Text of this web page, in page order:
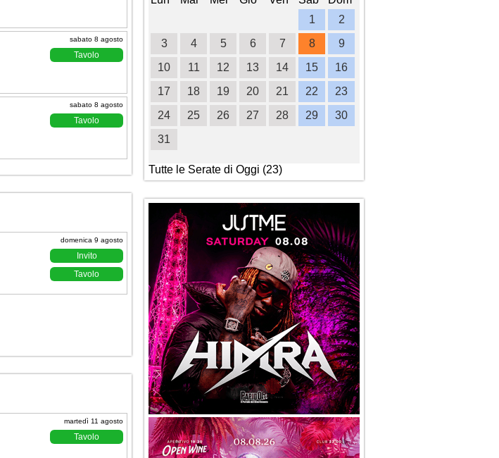
sabato 8 agosto
Tavolo
sabato 8 agosto
Tavolo
domenica 9 agosto
Invito
Tavolo
martedì 11 agosto
Tavolo
9 10
21 22 23 24
25
30 31
1
2
3
4 5 6 7 8
9
10
11 12 13 14 15
16
17
18 19 20 21 22
23
24
25 26 27 28 29
30
31
Tutte le Serate di Oggi (23)